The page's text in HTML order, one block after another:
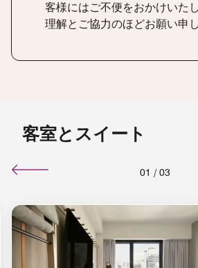
客様にはご不便をおかけいた
理解とご協力のほどお願い申
客室とスイート
01 / 03
ンの拡大